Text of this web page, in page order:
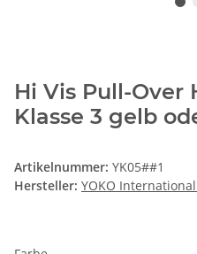
Hi Vis Pull-Over
Klasse 3 gelb
Artikelnummer: YK05##1
Hersteller: YOKO